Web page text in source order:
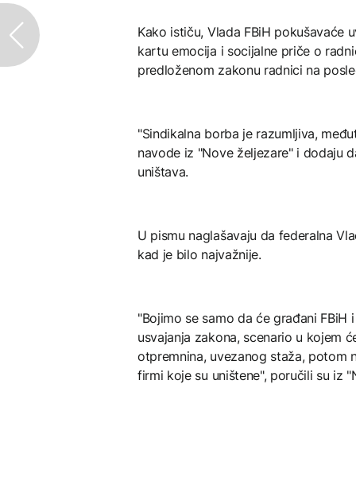
Kako ističu, Vlada FBiH pokušavaće
kartu emocija i socijalne priče o
predloženom zakonu radnici na
"Sindikalna borba je razumljiva,
navode iz "Nove željezare" i dodaju
uništava.
U pismu naglašavaju da federalna
kad je bilo najvažnije.
"Bojimo se samo da će građani
usvajanja zakona, scenario u kojem
otpremnina, uvezanog staža, potom
firmi koje su uništene", poručili su iz